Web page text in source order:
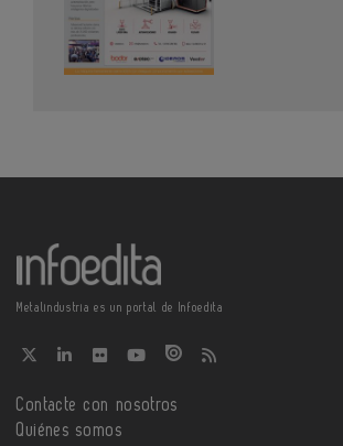
Metalindustria es un portal de Infoedita
Contacte con nosotros
Quiénes somos